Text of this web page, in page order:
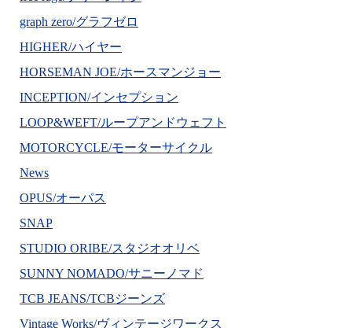
graph zero/グラフゼロ
HIGHER/ハイヤー
HORSEMAN JOE/ホースマンジョー
INCEPTION/インセプション
LOOP&WEFT/ループアンドウェフト
MOTORCYCLE/モーターサイクル
News
OPUS/オーパス
SNAP
STUDIO ORIBE/スタジオオリベ
SUNNY NOMADO/サニーノマド
TCB JEANS/TCBジーンズ
Vintage Works/ヴィンテージワークス